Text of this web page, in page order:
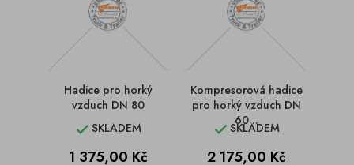
Hadice pro horký
vzduch DN 80
SKLADEM
Cena
1 375,00 Kč
Kompresorová hadice
pro horký vzduch DN
60...
SKLADEM
Cena
2 175,00 Kč